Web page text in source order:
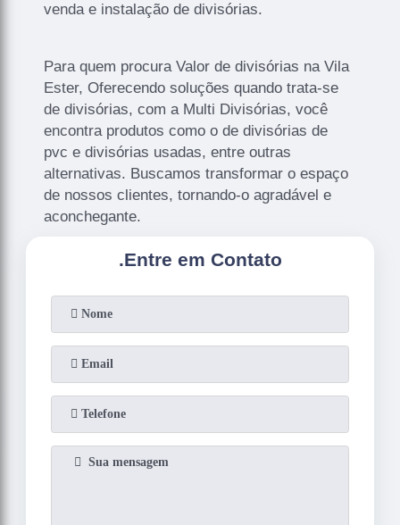
venda e instalação de divisórias.
Para quem procura Valor de divisórias na Vila
Ester, Oferecendo soluções quando trata-se
de divisórias, com a Multi Divisórias, você
encontra produtos como o de divisórias de
pvc e divisórias usadas, entre outras
alternativas. Buscamos transformar o espaço
de nossos clientes, tornando-o agradável e
aconchegante.
.Entre em Contato